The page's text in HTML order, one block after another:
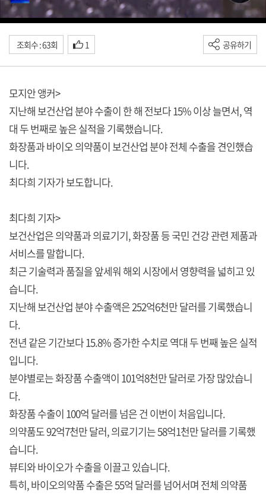
조회수 : 63회 1 공유하기
모지안 앵커>
지난해 보건산업 분야 수출이 한 해 전보다 15% 이상 늘면서, 역
대 두 번째로 높은 실적을 기록했습니다.
화장품과 바이오 의약품이 보건산업 분야 전체 수출을 견인했습
니다.
최다희 기자가 보도합니다.
최다희 기자>
보건산업은 의약품과 의료기기, 화장품 등 국민 건강 관련 제품과
서비스를 말합니다.
최근 기술력과 품질을 앞세워 해외 시장에서 영향력을 넓히고 있
습니다.
지난해 보건산업 분야 수출액은 252억6천만 달러를 기록했습니
다.
전년 같은 기간보다 15.8% 증가한 수치로 역대 두 번째 높은 실적
입니다.
분야별로는 화장품 수출액이 101억8천만 달러로 가장 많았습니
다.
화장품 수출이 100억 달러를 넘은 건 이번이 처음입니다.
의약품도 92억7천만 달러, 의료기기는 58억1천만 달러를 기록했
습니다.
뷰티와 바이오가 수출을 이끌고 있습니다.
특히, 바이오의약품 수출은 55억 달러를 넘어서며 전체 의약품